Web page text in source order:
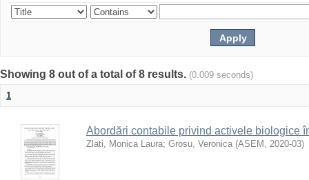
Showing 8 out of a total of 8 results. (0.009 seconds)
1
Abordări contabile privind activele biologice
Zlati, Monica Laura; Grosu, Veronica (ASEM , 2020-03)